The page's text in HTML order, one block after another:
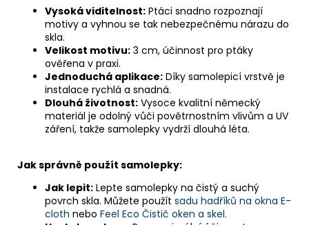
Vysoká viditelnost: Ptáci snadno rozpoznají
motivy a vyhnou se tak nebezpečnému nárazu do
skla.
Velikost motivu: 3 cm, účinnost pro ptáky
ověřena v praxi.
Jednoduchá aplikace: Díky samolepicí vrstvě je
instalace rychlá a snadná.
Dlouhá životnost: Vysoce kvalitní německý
materiál je odolný vůči povětrnostním vlivům a UV
záření, takže samolepky vydrží dlouhá léta.
Jak správně použít samolepky:
Jak lepit: Lepte samolepky na čistý a suchý
povrch skla. Můžete použít sadu hadříků na okna E-
cloth nebo Feel Eco Čistič oken a skel.